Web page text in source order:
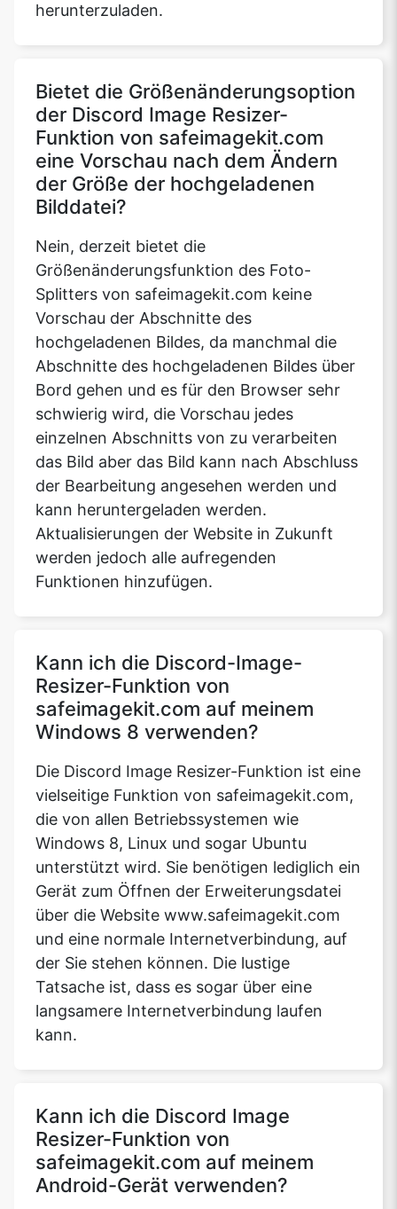
herunterzuladen.
Bietet die Größenänderungsoption
der Discord Image Resizer-
Funktion von safeimagekit.com
eine Vorschau nach dem Ändern
der Größe der hochgeladenen
Bilddatei?
Nein, derzeit bietet die
Größenänderungsfunktion des Foto-
Splitters von safeimagekit.com keine
Vorschau der Abschnitte des
hochgeladenen Bildes, da manchmal die
Abschnitte des hochgeladenen Bildes über
Bord gehen und es für den Browser sehr
schwierig wird, die Vorschau jedes
einzelnen Abschnitts von zu verarbeiten
das Bild aber das Bild kann nach Abschluss
der Bearbeitung angesehen werden und
kann heruntergeladen werden.
Aktualisierungen der Website in Zukunft
werden jedoch alle aufregenden
Funktionen hinzufügen.
Kann ich die Discord-Image-
Resizer-Funktion von
safeimagekit.com auf meinem
Windows 8 verwenden?
Die Discord Image Resizer-Funktion ist eine
vielseitige Funktion von safeimagekit.com,
die von allen Betriebssystemen wie
Windows 8, Linux und sogar Ubuntu
unterstützt wird. Sie benötigen lediglich ein
Gerät zum Öffnen der Erweiterungsdatei
über die Website www.safeimagekit.com
und eine normale Internetverbindung, auf
der Sie stehen können. Die lustige
Tatsache ist, dass es sogar über eine
langsamere Internetverbindung laufen
kann.
Kann ich die Discord Image
Resizer-Funktion von
safeimagekit.com auf meinem
Android-Gerät verwenden?